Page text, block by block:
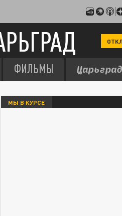
ФИЛЬМЫ
МЫ В КУРСЕ